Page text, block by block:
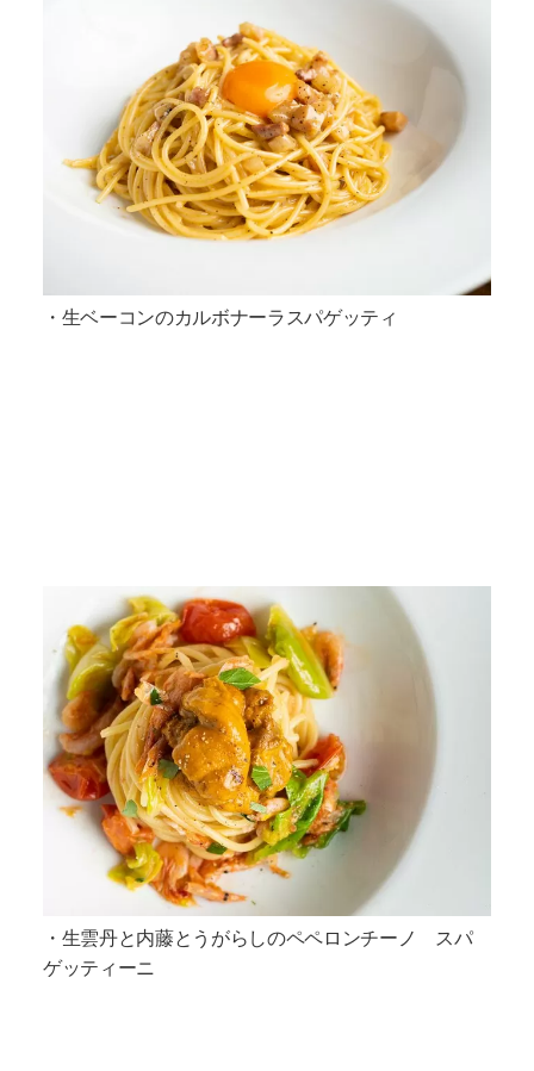
・生ベーコンのカルボナーラスパゲッティ
・生雲丹と内藤とうがらしのペペロンチーノ スパ
ゲッティーニ